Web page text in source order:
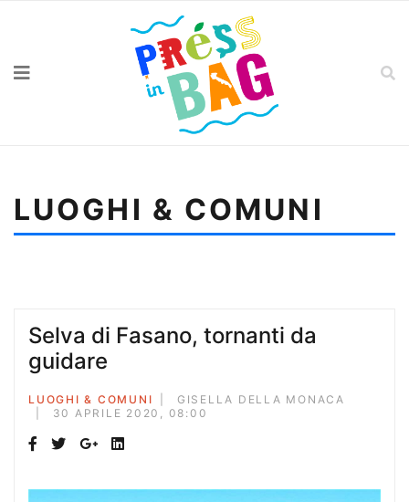
LUOGHI & COMUNI
Selva di Fasano, tornanti da
guidare
LUOGHI & COMUNI
GISELLA DELLA MONACA
30 APRILE 2020, 08:00